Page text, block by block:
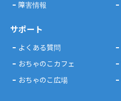
障害情報
サポート
よくある質問
おちゃのこカフェ
おちゃのこ広場